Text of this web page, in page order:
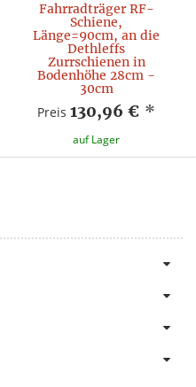
Fahrradträger RF-
Schiene,
Länge=90cm, an die
Dethleffs
Zurrschienen in
Bodenhöhe 28cm -
30cm
Preis 130,96 € *
auf Lager